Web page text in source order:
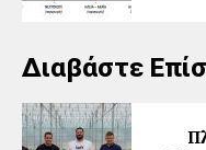
Διαβάστε